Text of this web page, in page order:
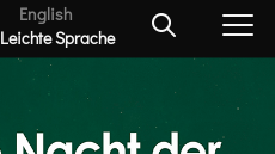
English
Leichte Sprache